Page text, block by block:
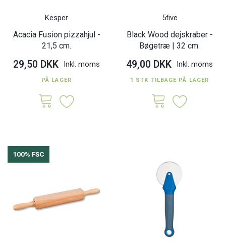
Kesper
Acacia Fusion pizzahjul -
21,5 cm.
29,50 DKK Inkl. moms
PÅ LAGER
5five
Black Wood dejskraber -
Bøgetræ | 32 cm.
49,00 DKK Inkl. moms
1 STK TILBAGE PÅ LAGER
100% FSC